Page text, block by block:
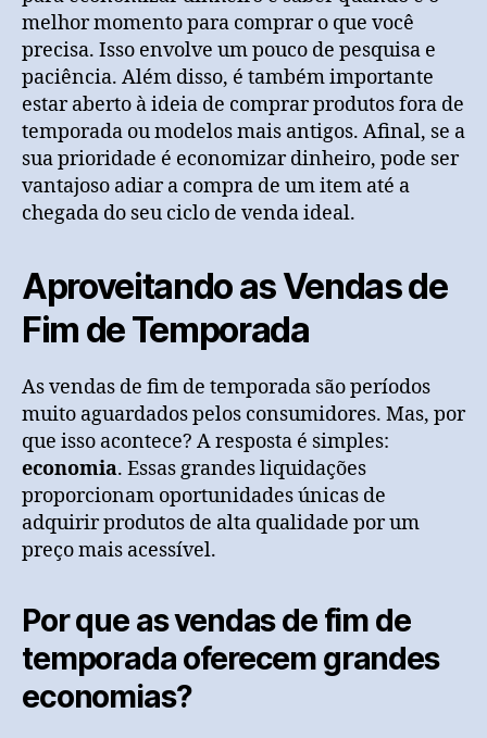
melhor momento para comprar o que você
precisa. Isso envolve um pouco de pesquisa e
paciência. Além disso, é também importante
estar aberto à ideia de comprar produtos fora de
temporada ou modelos mais antigos. Afinal, se a
sua prioridade é economizar dinheiro, pode ser
vantajoso adiar a compra de um item até a
chegada do seu ciclo de venda ideal.
Aproveitando as Vendas de
Fim de Temporada
As vendas de fim de temporada são períodos
muito aguardados pelos consumidores. Mas, por
que isso acontece? A resposta é simples:
economia. Essas grandes liquidações
proporcionam oportunidades únicas de
adquirir produtos de alta qualidade por um
preço mais acessível.
Por que as vendas de fim de
temporada oferecem grandes
economias?